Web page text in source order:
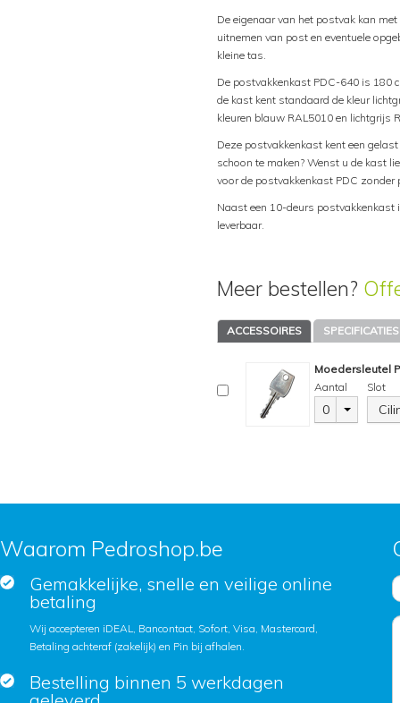
De eigenaar van het postvak kan
uitnemen van post en eventuele
kleine tas.
De postvakkenkast PDC-640 is 180
de kast kent standaard de kleur
kleuren blauw RAL5010 en lichtgrijs
Deze postvakkenkast kent een
schoon te maken? Wenst u de kast
voor de postvakkenkast PDC
Naast een 10-deurs postvakkenkast
leverbaar.
Meer bestellen?
ACCESSOIRES SPECIFICATIES
Moedersleutel
Aantal
0
Slot
Waarom Pedroshop.be
Gemakkelijke, snelle en veilige online
betaling
Wij accepteren iDEAL, Bancontact, Sofort, Visa, Mastercard,
Betaling achteraf (zakelijk) en Pin bij afhalen.
Bestelling binnen 5 werkdagen